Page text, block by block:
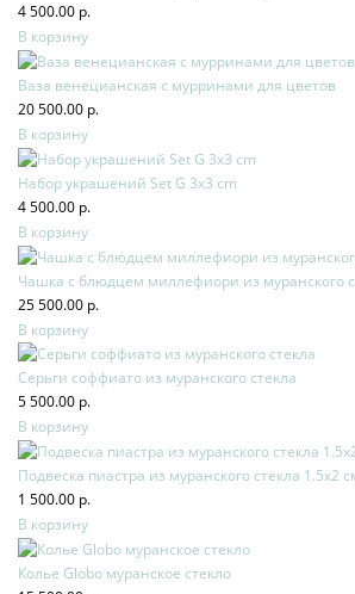
4 500.00 р.
В корзину
Ваза венецианская с мурринами для цветов
20 500.00 р.
В корзину
Набор украшений Set G 3x3 cm
4 500.00 р.
В корзину
Чашка с блюдцем миллефиори из муранского
25 500.00 р.
В корзину
Серьги соффиато из муранского стекла
5 500.00 р.
В корзину
Подвеска пиастра из муранского стекла 1.5х2
1 500.00 р.
В корзину
Колье Globo муранское стекло